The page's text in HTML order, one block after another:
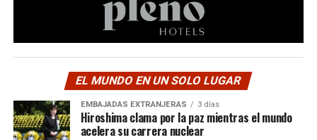
EL MUNDO EN UN SOLO LUGAR
EMBAJADAS EXTRANJERAS 3 días
Hiroshima clama por la paz mientras el mundo
acelera su carrera nuclear